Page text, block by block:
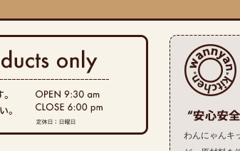
わんにゃんキ